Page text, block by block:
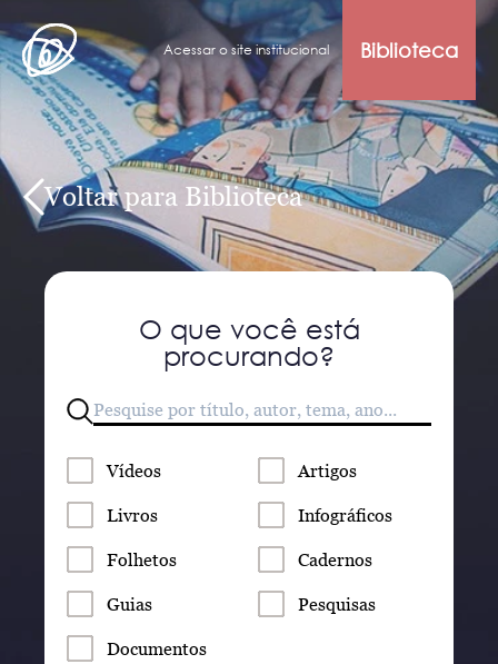
Acessar o site institucional Biblioteca
Voltar para Biblioteca
O que você está
procurando?
Vídeos Artigos
Livros Infográficos
Folhetos Cadernos
Guias Pesquisas
Documentos